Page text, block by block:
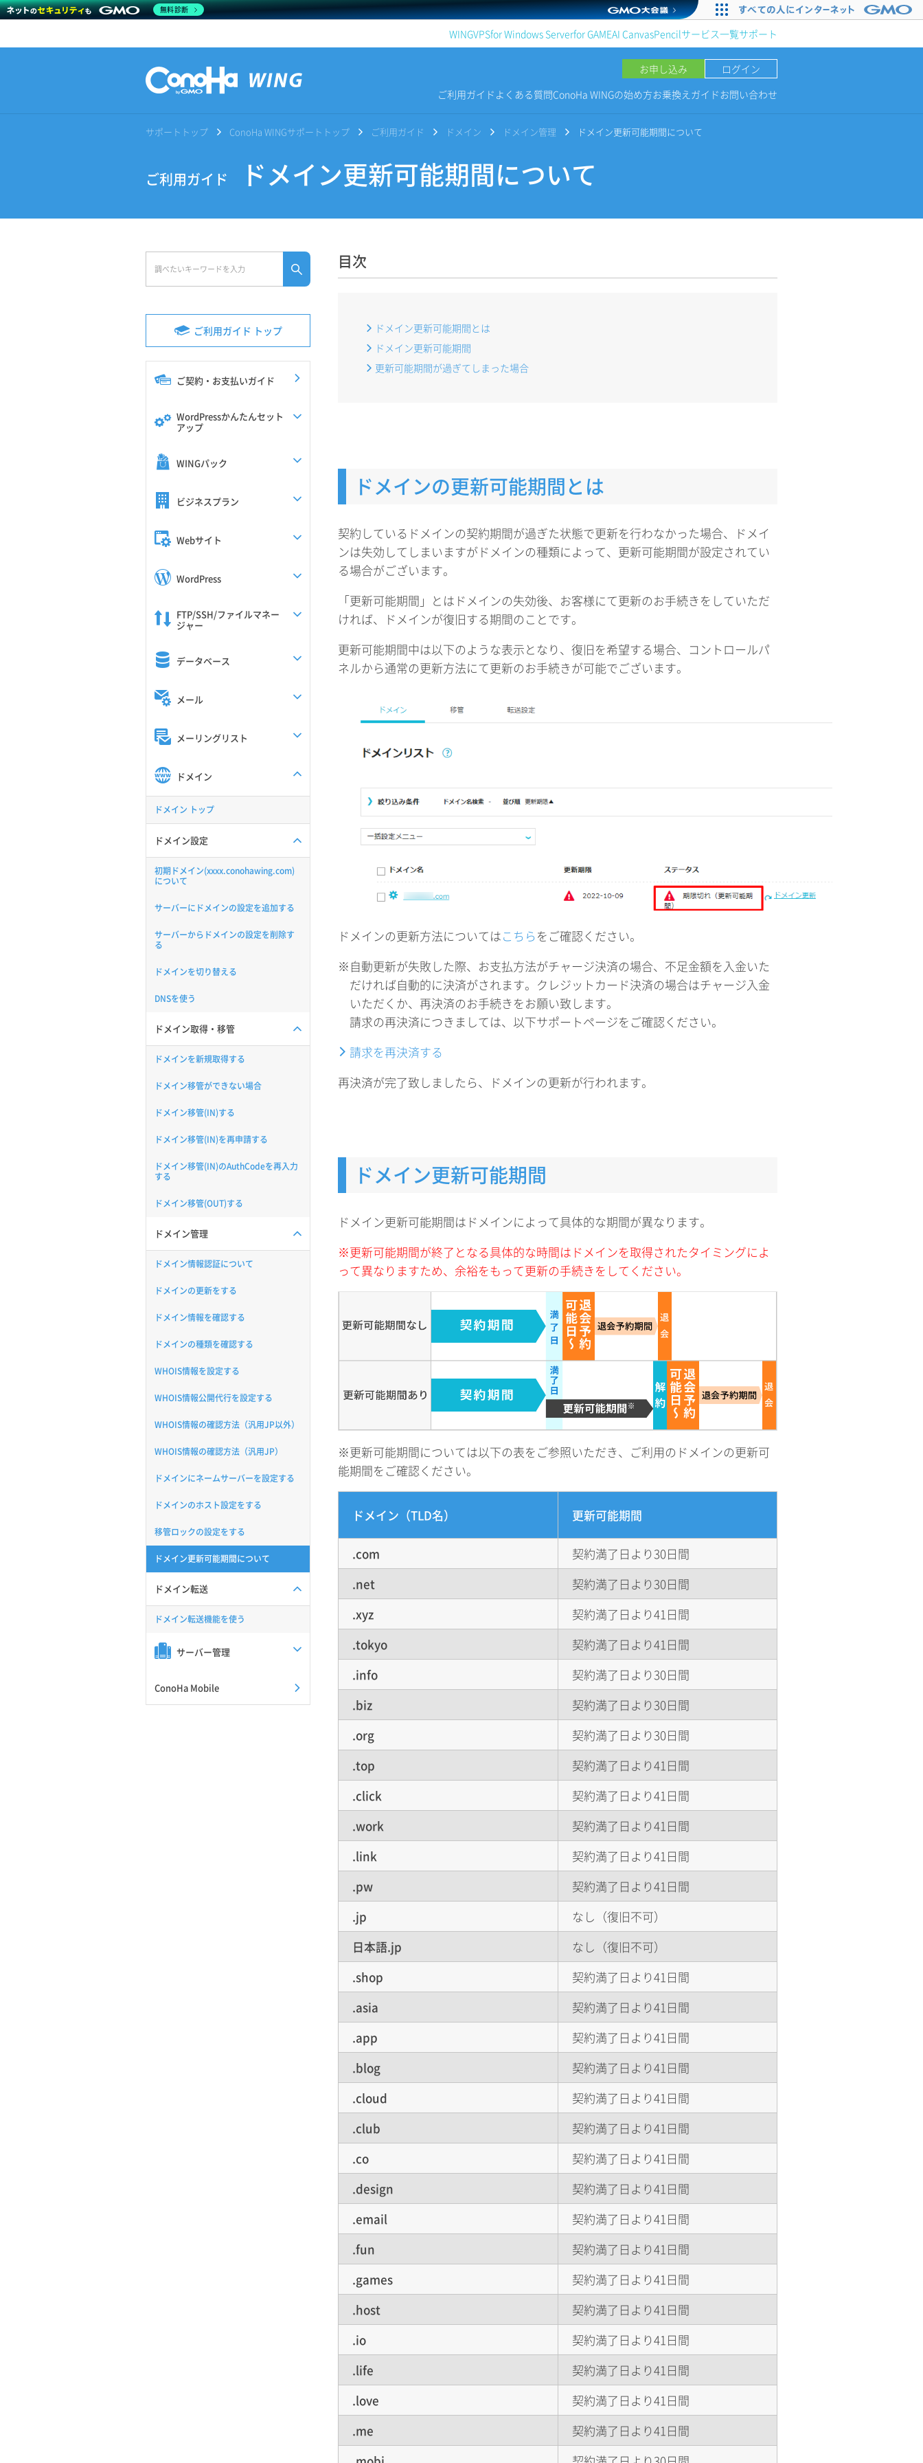
WINGVPSfor Windows Serverfor GAMEAI CanvasPencilサービス一覧サポート
お申し込み
ログイン
ご利用ガイド よくある質問ConoHa WINGの始め方お乗換えガイドお問い合わせ
サポートトップ ConoHa WINGサポートトップ ご利用ガイド ドメイン ドメイン管理 ドメイン更新可能期間について
ご利用ガイド ドメイン更新可能期間について
ご利用ガイド トップ
ご契約・お支払いガイド
WordPressかんたんセット
アップ
WINGパック
ビジネスプラン
Webサイト
WordPress
FTP/SSH/ファイルマネー
ジャー
データベース
メール
メーリングリスト
ドメイン
ドメイン トップ
ドメイン設定
初期ドメイン(xxxx.conohawing.com)
について
サーバーにドメインの設定を追加する
サーバーからドメインの設定を削除す
る
ドメインを切り替える
DNSを使う
ドメイン取得・移管
ドメインを新規取得する
ドメイン移管ができない場合
ドメイン移管(IN)する
ドメイン移管(IN)を再申請する
ドメイン移管(IN)のAuthCodeを再入力
する
ドメイン移管(OUT)する
ドメイン管理
ドメイン情報認証について
ドメインの更新をする
ドメイン情報を確認する
ドメインの種類を確認する
WHOIS情報を設定する
WHOIS情報公開代行を設定する
WHOIS情報の確認方法（汎用JP以外）
WHOIS情報の確認方法（汎用JP）
ドメインにネームサーバーを設定する
ドメインのホスト設定をする
移管ロックの設定をする
ドメイン更新可能期間について
ドメイン転送
ドメイン転送機能を使う
サーバー管理
ConoHa Mobile
目次
ドメイン更新可能期間とは
ドメイン更新可能期間
更新可能期間が過ぎてしまった場合
ドメインの更新可能期間とは
契約しているドメインの契約期間が過ぎた状態で更新を行わなかった場合、ドメイ
ンは失効してしまいますがドメインの種類によって、更新可能期間が設定されてい
る場合がございます。
「更新可能期間」とはドメインの失効後、お客様にて更新のお手続きをしていただ
ければ、ドメインが復旧する期間のことです。
更新可能期間中は以下のような表示となり、復旧を希望する場合、コントロールパ
ネルから通常の更新方法にて更新のお手続きが可能でございます。
ドメインの更新方法についてはこちらをご確認ください。
※自動更新が失敗した際、お支払方法がチャージ決済の場合、不足金額を入金いた
だければ自動的に決済がされます。クレジットカード決済の場合はチャージ入金
いただくか、再決済のお手続きをお願い致します。
請求の再決済につきましては、以下サポートページをご確認ください。
請求を再決済する
再決済が完了致しましたら、ドメインの更新が行われます。
ドメイン更新可能期間
ドメイン更新可能期間はドメインによって具体的な期間が異なります。
※更新可能期間が終了となる具体的な時間はドメインを取得されたタイミングによ
って異なりますため、余裕をもって更新の手続きをしてください。
※更新可能期間については以下の表をご参照いただき、ご利用のドメインの更新可
能期間をご確認ください。
ドメイン（TLD名） 更新可能期間
.com
契約満了日より30日間
.net
契約満了日より30日間
.xyz
契約満了日より41日間
.tokyo
契約満了日より41日間
.info
契約満了日より30日間
.biz
契約満了日より30日間
.org
契約満了日より30日間
.top
契約満了日より41日間
.click
契約満了日より41日間
.work
契約満了日より41日間
.link
契約満了日より41日間
.pw
契約満了日より41日間
.jp
なし（復旧不可）
日本語.jp
なし（復旧不可）
.shop
契約満了日より41日間
.asia
契約満了日より41日間
.app
契約満了日より41日間
.blog
契約満了日より41日間
.cloud
契約満了日より41日間
.club
契約満了日より41日間
.co
契約満了日より41日間
.design
契約満了日より41日間
.email
契約満了日より41日間
.fun
契約満了日より41日間
.games
契約満了日より41日間
.host
契約満了日より41日間
.io
契約満了日より41日間
.life
契約満了日より41日間
.love
契約満了日より41日間
.me
契約満了日より41日間
無料診断